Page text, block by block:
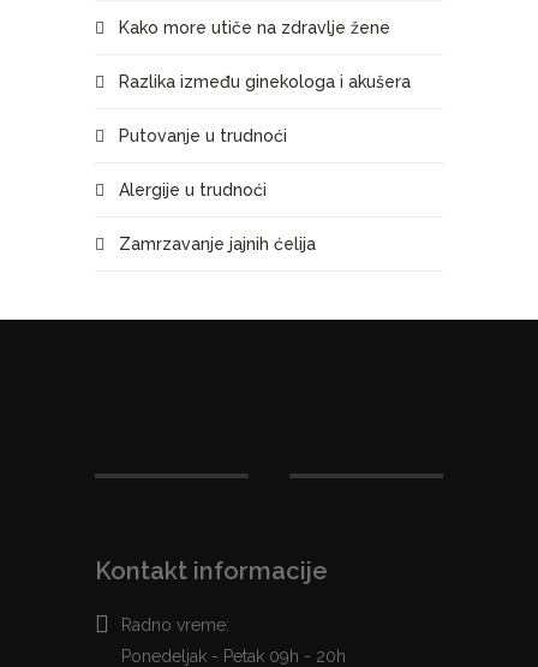
Kako more utiče na zdravlje žene
Razlika između ginekologa i akušera
Putovanje u trudnoći
Alergije u trudnoći
Zamrzavanje jajnih ćelija
Kontakt informacije
Radno vreme:
Ponedeljak - Petak 09h - 20h